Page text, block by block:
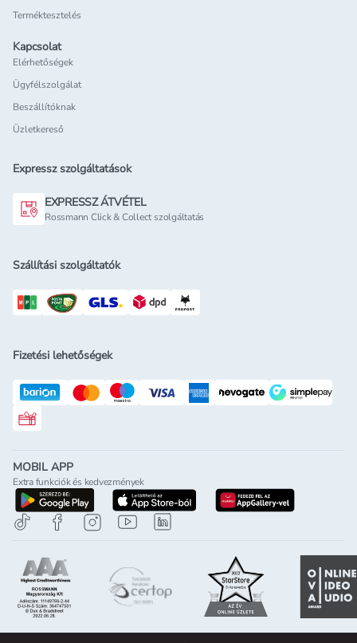
Terméktesztelés
Kapcsolat
Elérhetőségek
Ügyfélszolgálat
Beszállítóknak
Üzletkereső
Expressz szolgáltatások
EXPRESSZ ÁTVÉTEL
Rossmann Click & Collect szolgáltatás
Szállítási szolgáltatók
Fizetési lehetőségek
Rossmann ajándékkártya
MOBIL APP
Extra funkciók és kedvezmények
letöltés a google-play-rölletöltés az app-store-ból
letöltés